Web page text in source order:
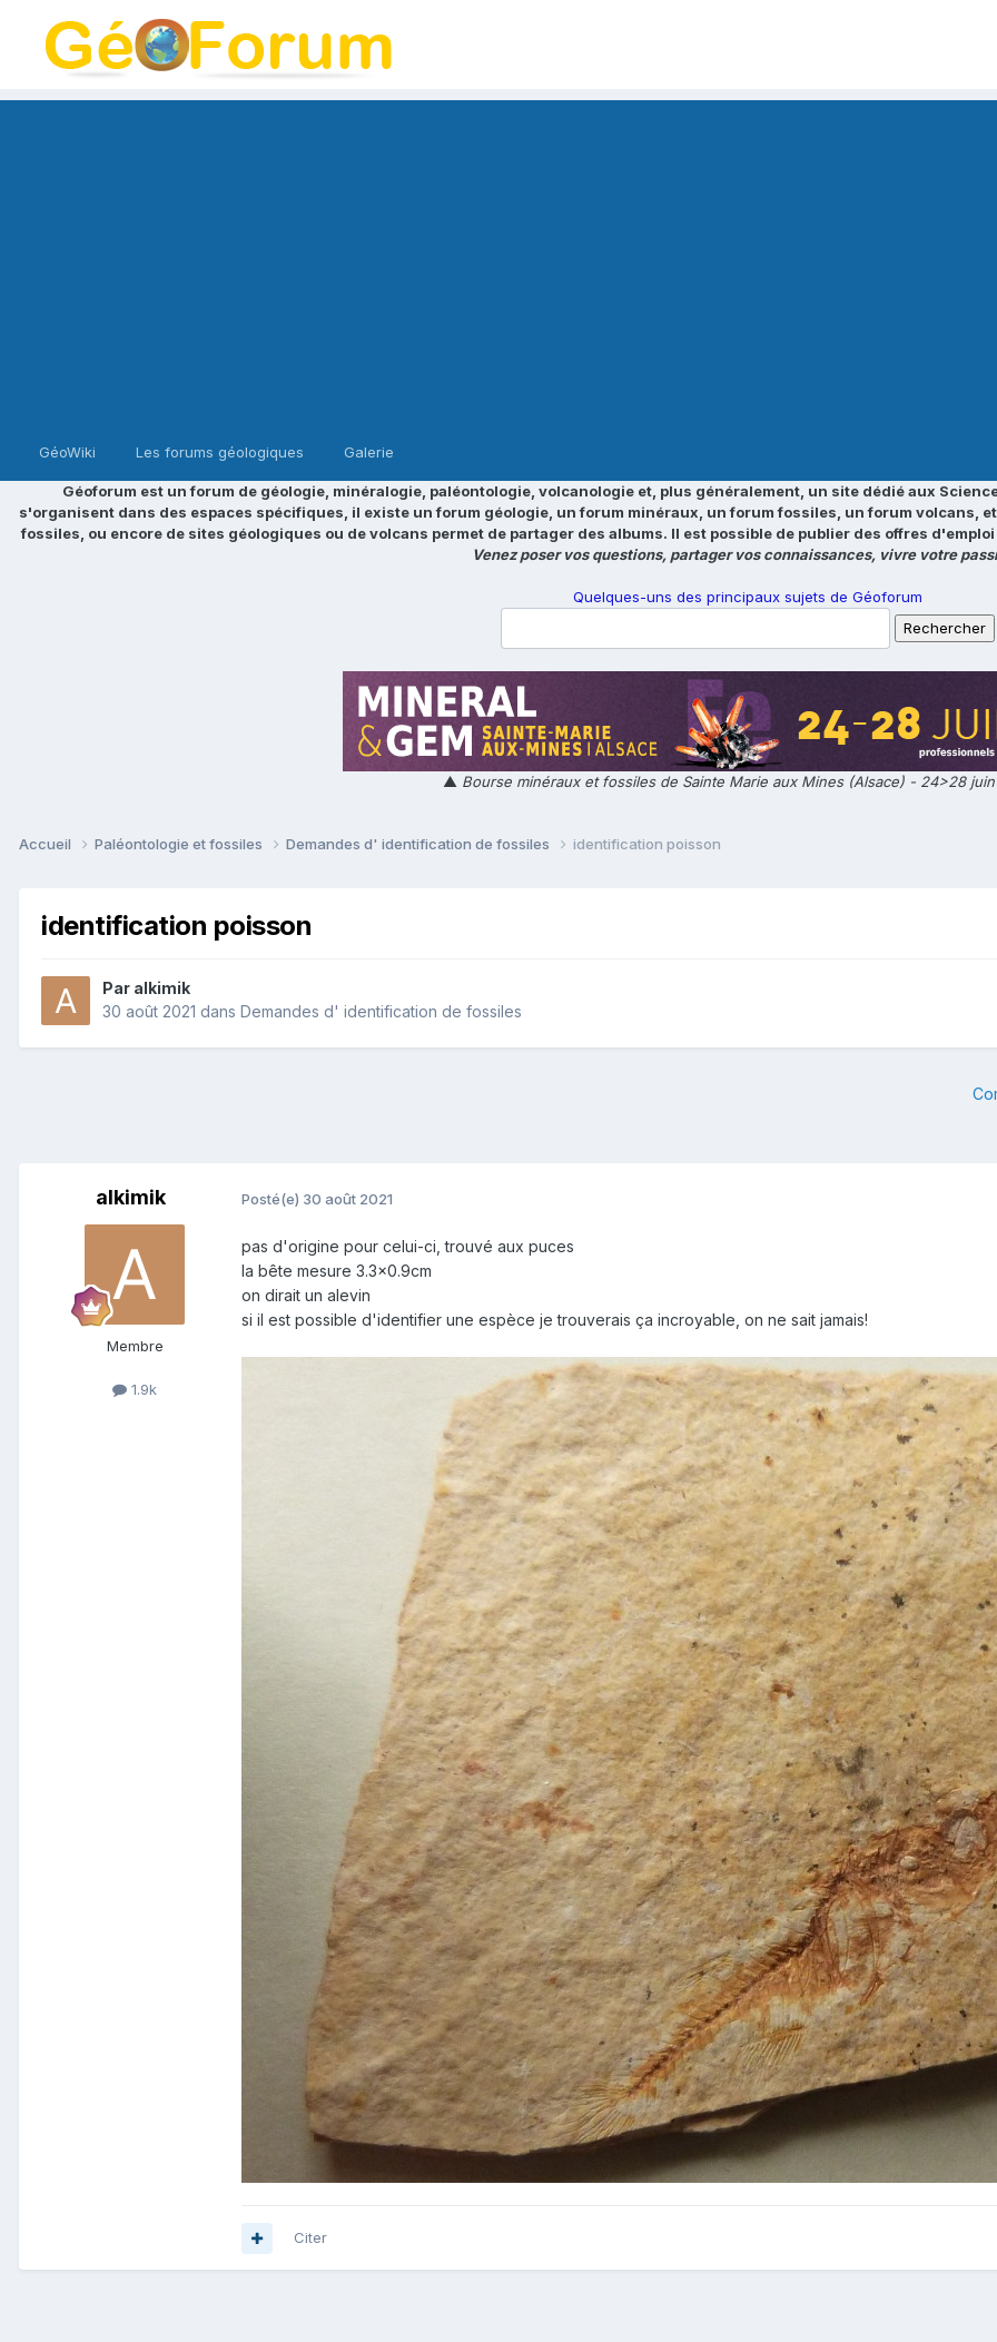
GéoWiki Les forums géologiques Galerie
Géoforum est un forum de géologie, minéralogie, paléontologie, volcanologie et, plus généralement, un site dédié aux
s'organisent dans des espaces spécifiques, il existe un forum géologie, un forum minéraux, un forum fossiles, un forum volcans,
fossiles, ou encore de sites géologiques ou de volcans permet de partager des albums. Il est possible de publier des offres
Venez poser vos questions, partager vos connaissances, vivre votre
Quelques-uns des principaux sujets de Géoforum
▲ Bourse minéraux et fossiles de Sainte Marie aux Mines (Alsace) - 24>28
Accueil Paléontologie et fossiles Demandes d' identification de fossiles identification poisson
identification poisson
Par alkimik
30 août 2021 dans Demandes d' identification de fossiles
alkimik
Membre
1.9k
Posté(e) 30 août 2021
pas d'origine pour celui-ci, trouvé aux puces
la bête mesure 3.3x0.9cm
on dirait un alevin
si il est possible d'identifier une espèce je trouverais ça incroyable, on ne sait jamais!
Citer